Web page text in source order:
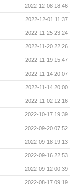
2022-12-08 18:46
2022-12-01 11:37
2022-11-25 23:24
2022-11-20 22:26
2022-11-19 15:47
2022-11-14 20:07
2022-11-14 20:00
2022-11-02 12:16
2022-10-17 19:39
2022-09-20 07:52
2022-09-18 19:13
2022-09-16 22:53
2022-09-12 00:39
2022-08-17 09:19